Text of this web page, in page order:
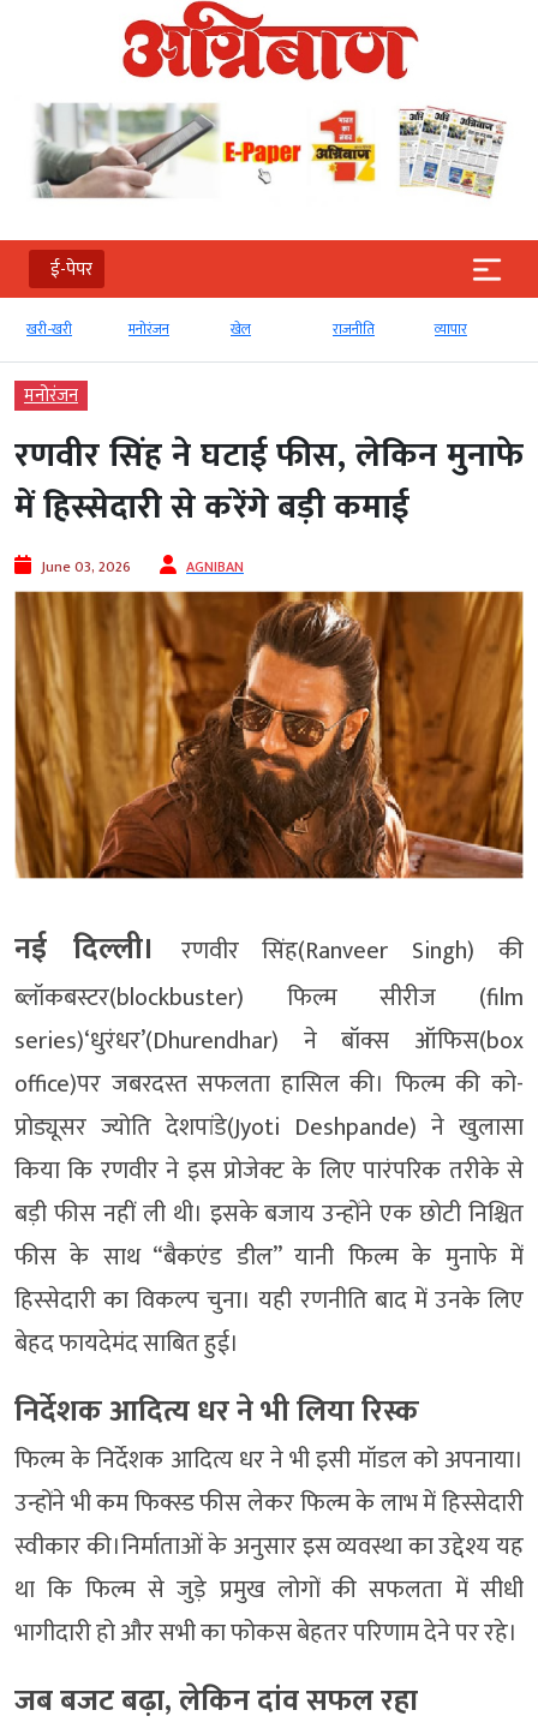
ई-पेपर
खरी-खरी मनोरंजन खेल राजनीति व्‍यापार
मनोरंजन
रणवीर सिंह ने घटाई फीस, लेकिन मुनाफे
में हिस्सेदारी से करेंगे बड़ी कमाई
June 03, 2026 AGNIBAN
नई दिल्ली।
रणवीर सिंह(Ranveer Singh) की
ब्लॉकबस्टर(blockbuster) फिल्म सीरीज (film
series)‘धुरंधर’(Dhurendhar) ने बॉक्स ऑफिस(box
office)पर जबरदस्त सफलता हासिल की। फिल्म की को-
प्रोड्यूसर ज्योति देशपांडे(Jyoti Deshpande) ने खुलासा
किया कि रणवीर ने इस प्रोजेक्ट के लिए पारंपरिक तरीके से
बड़ी फीस नहीं ली थी। इसके बजाय उन्होंने एक छोटी निश्चित
फीस के साथ “बैकएंड डील” यानी फिल्म के मुनाफे में
हिस्सेदारी का विकल्प चुना। यही रणनीति बाद में उनके लिए
बेहद फायदेमंद साबित हुई।
निर्देशक आदित्य धर ने भी लिया रिस्क
फिल्म के निर्देशक आदित्य धर ने भी इसी मॉडल को अपनाया।
उन्होंने भी कम फिक्स्ड फीस लेकर फिल्म के लाभ में हिस्सेदारी
स्वीकार की।निर्माताओं के अनुसार इस व्यवस्था का उद्देश्य यह
था कि फिल्म से जुड़े प्रमुख लोगों की सफलता में सीधी
भागीदारी हो और सभी का फोकस बेहतर परिणाम देने पर रहे।
जब बजट बढ़ा, लेकिन दांव सफल रहा